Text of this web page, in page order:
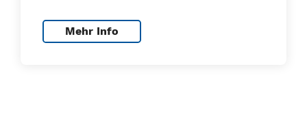
Mehr Info